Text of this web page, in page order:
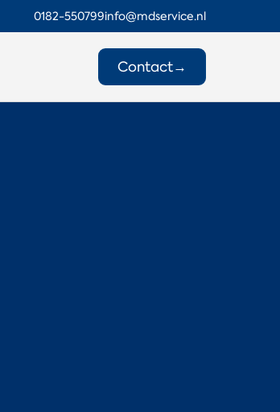
0182-550799info@mdservice.nl
Contact→